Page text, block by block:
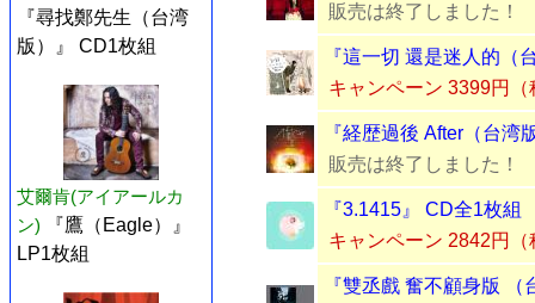
『尋找鄭先生（台湾
版）』 CD1枚組
艾爾肯(アイアールカ
ン)
『鷹（Eagle）』
LP1枚組
販売は終了しました！
『這一切 還是迷人的（
キャンペーン 3399円（
『経歴過後 After（台湾
販売は終了しました！
『3.1415』 CD全1枚組
キャンペーン 2842円（
『雙丞戲 奮不顧身版